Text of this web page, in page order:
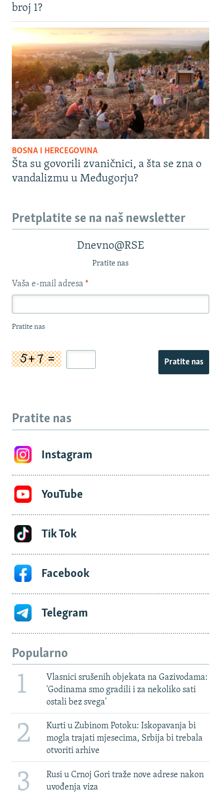
broj 1?
BOSNA I HERCEGOVINA
Šta su govorili zvaničnici, a šta se zna o
vandalizmu u Međugorju?
Pretplatite se na naš newsletter
Dnevno@RSE
Pratite nas
Vaša e-mail adresa *
Pratite nas
Pratite nas
Pratite nas
Instagram
YouTube
Tik Tok
Facebook
Telegram
Popularno
1
Vlasnici srušenih objekata na Gazivodama:
'Godinama smo gradili i za nekoliko sati
ostali bez svega'
2
Kurti u Zubinom Potoku: Iskopavanja bi
mogla trajati mjesecima, Srbija bi trebala
otvoriti arhive
3
Rusi u Crnoj Gori traže nove adrese nakon
uvođenja viza